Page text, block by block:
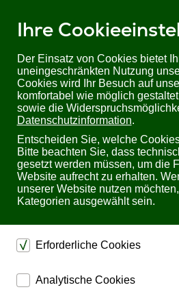
Ihre
Der Einsatz von Cookies bietet
uneingeschränkten Nutzung
Cookies wird Ihr Besuch auf
komfortabel wie möglich
sowie die
Datenschutzinformation.
Entscheiden Sie, welche
Bitte beachten Sie, dass
gesetzt werden müssen, um die
Website aufrecht zu erhalten.
unserer Website nutzen
Kategorien ausgewählt sein.
Erforderliche Cookies
dienen dem technischen
Website.
Analytische Cookies
Sie befinden sich hier: Startseite Produkte
EATON 5SC 1000i | 1000VA/700W
EATON 5SC 1000i 1000VA/
Bewertung: Noch nicht bewertet
mit LCD-Display und ABM-Technologie
Einphasige-USV: 1000VA